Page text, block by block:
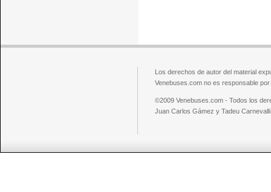
Los derechos de autor del material
Venebuses.com no es responsable
©2009 Venebuses.com - Todos los
Juan Carlos Gámez y Tadeu Carnevalli